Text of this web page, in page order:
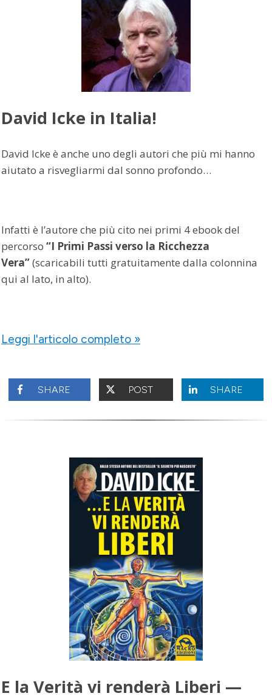
David Icke in Italia!
David Icke è anche uno degli autori che più mi hanno
aiutato a risvegliarmi dal sonno profondo…
Infatti è l’autore che più cito nei primi 4 ebook del
percorso “I Primi Passi verso la Ricchezza
Vera”(scaricabili tutti gratuitamente dalla colonnina
qui al lato, in alto).
Leggi l'articolo completo »
SHARE POST SHARE
E la Verità vi renderà Liberi —